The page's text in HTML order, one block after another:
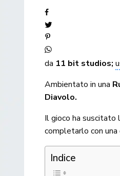
da 11 bit studios;
Ambientato in una
Diavolo.
Il gioco ha
completarlo con
Indice